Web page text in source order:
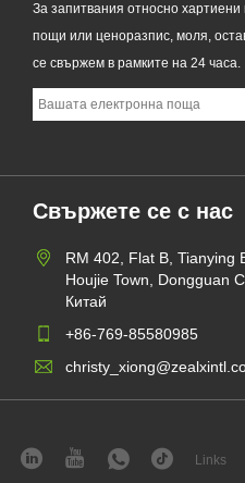
За запитвания относно
пощи или ценоразпис, моля,
се свържем в рамките на 24 часа.
Свържете се с нас
RM 402, Flat B, Tianying
Houjie Town, Dongguan
Китай
+86-769-85580985
Links